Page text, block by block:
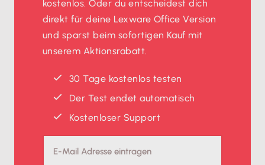
kostenlos. Oder du entscheidest dich
direkt für deine Lexware Office Version
und sparst beim sofortigen Kauf mit
unserem Aktionsrabatt.
30 Tage kostenlos testen
Der Test endet automatisch
Kostenloser Support